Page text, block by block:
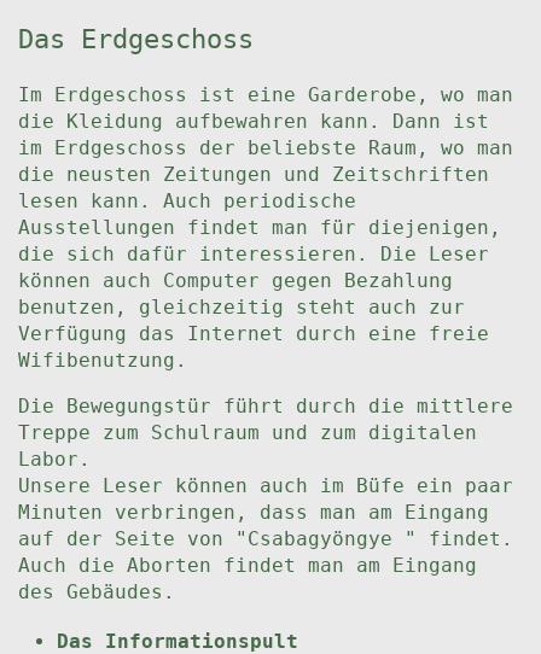
Das Erdgeschoss
Im Erdgeschoss ist eine Garderobe, wo man
die Kleidung aufbewahren kann. Dann ist
im Erdgeschoss der beliebste Raum, wo man
die neusten Zeitungen und Zeitschriften
lesen kann. Auch periodische
Ausstellungen findet man für diejenigen,
die sich dafür interessieren. Die Leser
können auch Computer gegen Bezahlung
benutzen, gleichzeitig steht auch zur
Verfügung das Internet durch eine freie
Wifibenutzung.
Die Bewegungstür führt durch die mittlere
Treppe zum Schulraum und zum digitalen
Labor.
Unsere Leser können auch im Büfe ein paar
Minuten verbringen, dass man am Eingang
auf der Seite von "Csabagyöngye " findet.
Auch die Aborten findet man am Eingang
des Gebäudes.
Das Informationspult